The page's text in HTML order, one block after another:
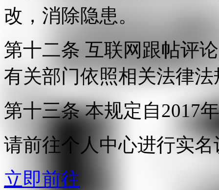
改，消除隐患。
第十二条 互联网跟帖评
有关部门依照相关法律
第十三条 本规定自2017
请前往个人中心进行实名
立即前往